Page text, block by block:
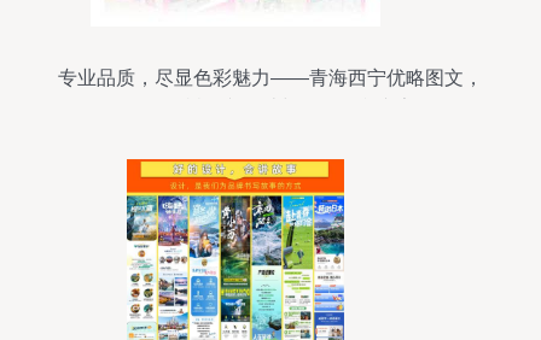
专业品质，尽显色彩魅力——青海西宁优略图文，